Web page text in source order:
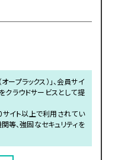
ープラックス）」、会員サイ
クラウドサービスとして提
イト以上で利用されてい
等、強固なセキュリティを